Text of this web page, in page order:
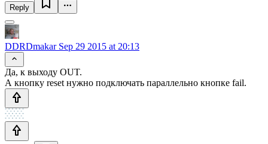
Reply
DDRDmakarSep 29 2015 at 20:13
Да, к выходу OUT.
А кнопку reset нужно подключать параллельно кнопке fail.